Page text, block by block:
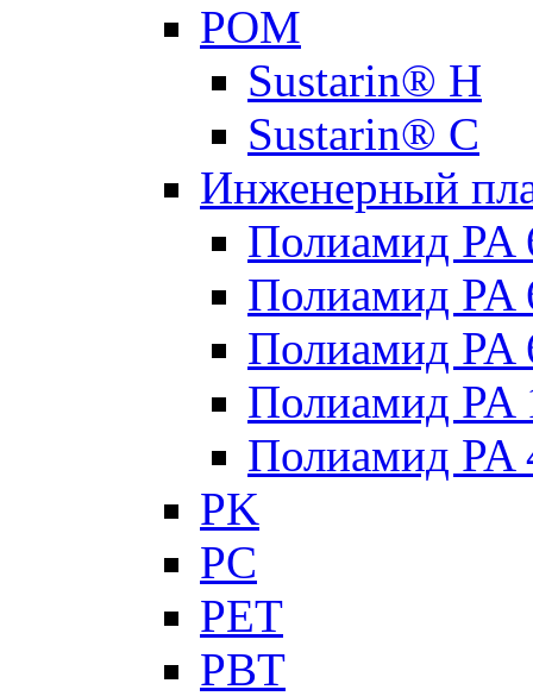
РОМ
Sustarin® H
Sustarin® C
Инженерный
Полиамид PA
Полиамид PA
Полиамид PA
Полиамид PA
Полиамид PA
PK
PC
PET
PBT